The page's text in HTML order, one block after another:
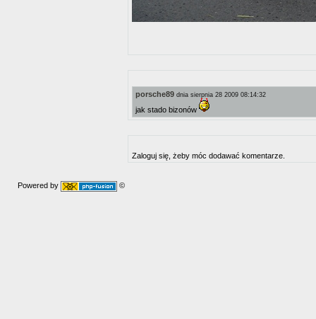
porsche89 dnia sierpnia 28 2009 08:14:32
jak stado bizonów
Zaloguj się, żeby móc dodawać komentarze.
Powered by ©